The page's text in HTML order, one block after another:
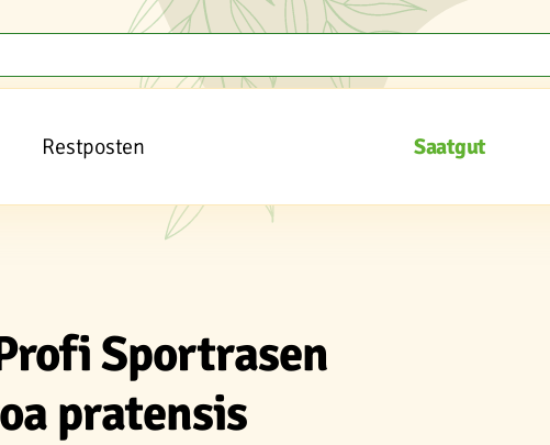
Restposten Saatgut
Sportrasen
pratensis